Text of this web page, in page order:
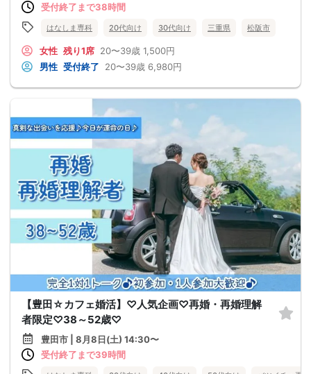
受付終了まで38時間
はなしま専科 20代向け 30代向け 三重県 松阪市
女性 残り1席 20〜39歳 1,500円
男性 受付終了 20〜39歳 6,980円
【豊田☆カフェ婚活】♡人気企画♡再婚・再婚理解
者限定♡38～52歳♡
豊田市 | 8月8日(土) 14:30〜
受付終了まで39時間